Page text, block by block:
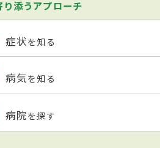
り添うアプローチ
症状を知る
病気を知る
病院を探す